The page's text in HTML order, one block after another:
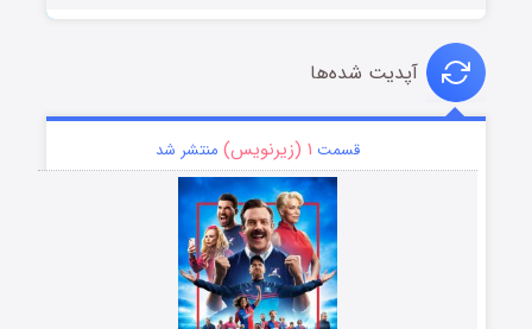
آپدیت شده‌ها
قسمت ۱ (زیرنویس) منتشر شد